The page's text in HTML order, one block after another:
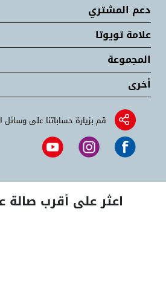
دعم المشتري
علامة تويوتا
المجموعة
أخرى
قم بزيارة حساباتنا على وسائل
اعثر على أقرب صالة